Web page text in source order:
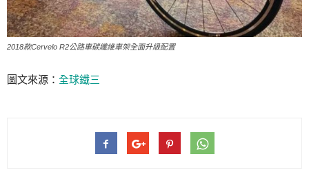
2018款Cervelo R2公路車碳纖維車架全面升級配置
圖文來源： 全球鐵三